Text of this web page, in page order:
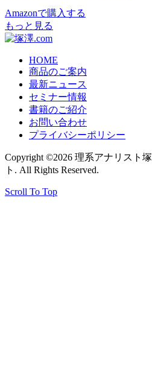
Amazonで購入する
もっと見る
HOME
商品のご案内
最新ニュース
セミナー情報
書籍のご紹介
お問い合わせ
プライバシーポリシー
Copyright ©2026 理系アナリスト
ト. All Rights Reserved.
Scroll To Top